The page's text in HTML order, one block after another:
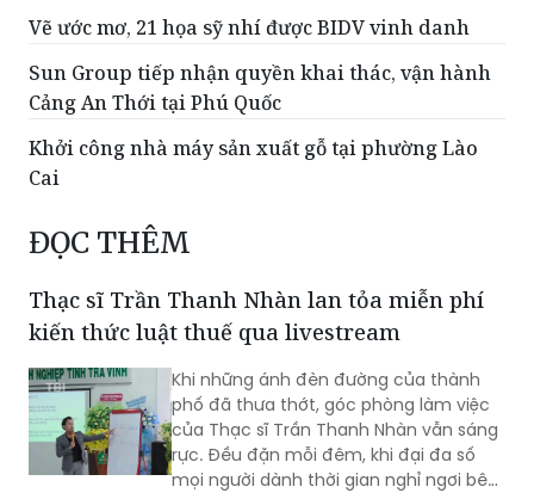
Vẽ ước mơ, 21 họa sỹ nhí được BIDV vinh danh
Sun Group tiếp nhận quyền khai thác, vận hành
Cảng An Thới tại Phú Quốc
Khởi công nhà máy sản xuất gỗ tại phường Lào
Cai
ĐỌC THÊM
Thạc sĩ Trần Thanh Nhàn lan tỏa miễn phí
kiến thức luật thuế qua livestream
Khi những ánh đèn đường của thành
phố đã thưa thớt, góc phòng làm việc
của Thạc sĩ Trần Thanh Nhàn vẫn sáng
rực. Đều đặn mỗi đêm, khi đại đa số
mọi người dành thời gian nghỉ ngơi bên